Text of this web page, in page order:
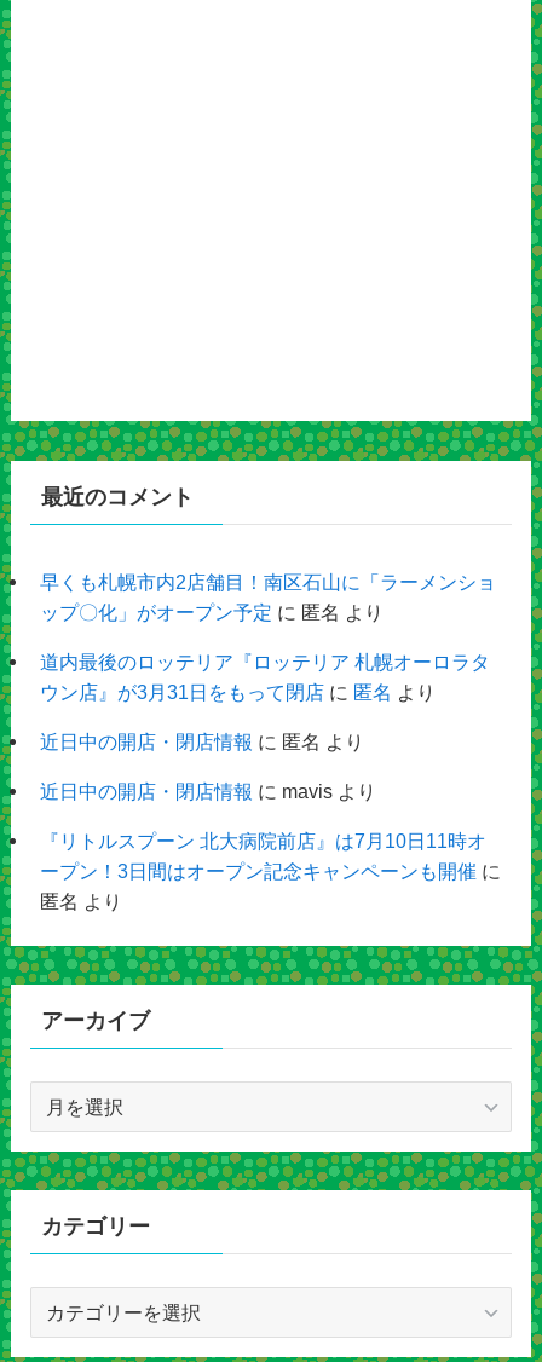
最近のコメント
早くも札幌市内2店舗目！南区石山に「ラーメンショ
ップ〇化」がオープン予定 に 匿名 より
道内最後のロッテリア『ロッテリア 札幌オーロラタ
ウン店』が3月31日をもって閉店に 匿名 より
近日中の開店・閉店情報 に 匿名 より
近日中の開店・閉店情報 に mavisより
『リトルスプーン 北大病院前店』は7月10日11時オ
ープン！3日間はオープン記念キャンペーンも開催 に
匿名 より
アーカイブ
カ
イ
カテゴリー